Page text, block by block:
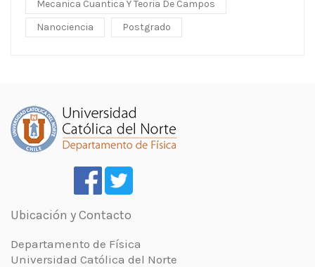
Mecanica Cuantica Y Teoria De Campos
Nanociencia
Postgrado
Ubicación y Contacto
Departamento de Física
Universidad Católica del Norte